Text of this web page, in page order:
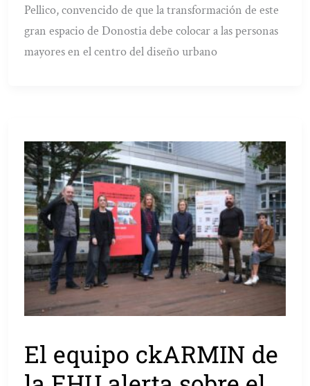
Pellico, convencido de que la transformación de este
gran espacio de Donostia debe colocar a las personas
mayores en el centro del diseño urbano
El equipo ckARMIN de